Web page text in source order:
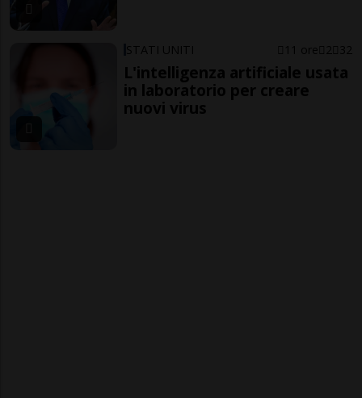
STATI UNITI 11 ore 2 32
L'intelligenza artificiale usata
in laboratorio per creare
nuovi virus